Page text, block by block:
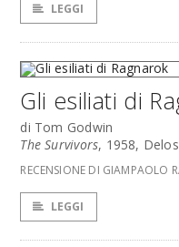
LEGGI
Gli esiliati di
di Tom Godwin
The Survivors, 1958,
RECENSIONE DI GIAMPAOLO
LEGGI